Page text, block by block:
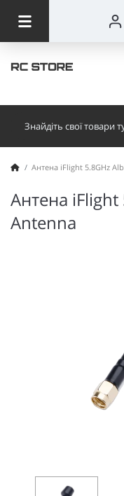
Антена iFlight 5.8GHz
Антена iFlight
Antenna